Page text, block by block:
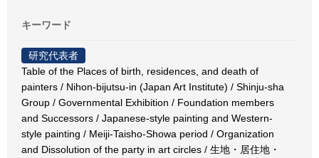
キーワード
研究代表者
Table of the Places of birth, residences, and death of
painters / Nihon-bijutsu-in (Japan Art Institute) / Shinju-sha
Group / Governmental Exhibition / Foundation members
and Successors / Japanese-style painting and Western-
style painting / Meiji-Taisho-Showa period / Organization
and Dissolution of the party in art circles / 生地・居住地・